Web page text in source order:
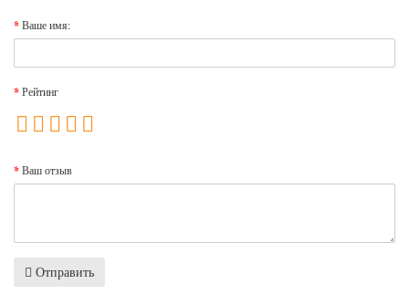
Ваше имя:
Рейтинг
Ваш отзыв
Отправить